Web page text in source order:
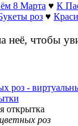
8 Марта ♥ К
роз ♥
неё, чтобы
открытка
роз